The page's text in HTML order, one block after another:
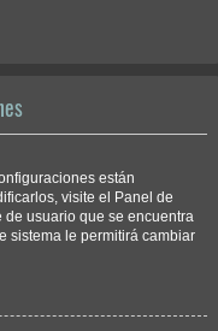
están
visite el Panel de
usuario que se encuentra
sistema le permitirá cambiar